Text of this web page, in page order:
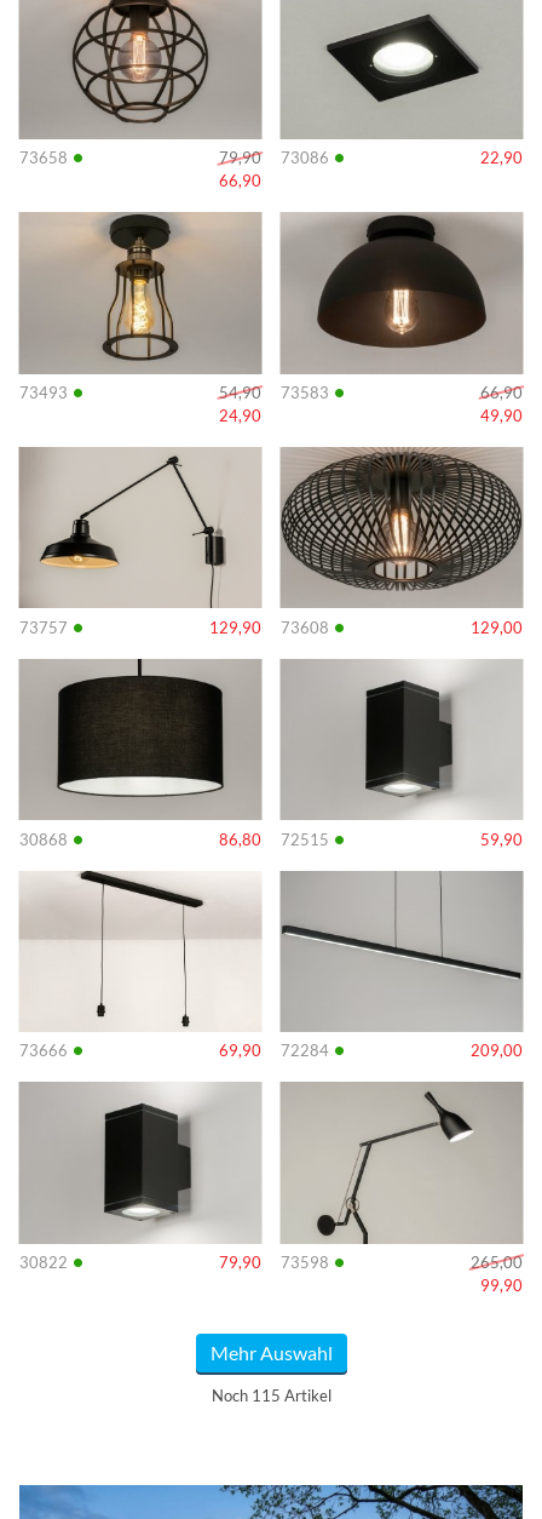
73658 •
79,90
66,90
73086 • 22,90
73493 •
54,90
24,90
Info
73583 •
66,90
49,90
Info
73757 • 129,90
Info
73608 • 129,00
Info
30868 • 86,80
Info
72515 • 59,90
Info
73666 • 69,90
Info
72284 • 209,00
Info
30822 • 79,90
Info
73598 •
265,00
99,90
Info
Mehr Auswahl
Noch 115 Artikel